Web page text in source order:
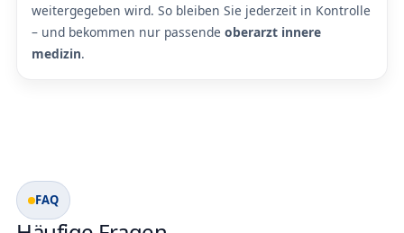
weitergegeben wird. So bleiben Sie jederzeit in Kontrolle
– und bekommen nur passende oberarzt innere
medizin.
FAQ